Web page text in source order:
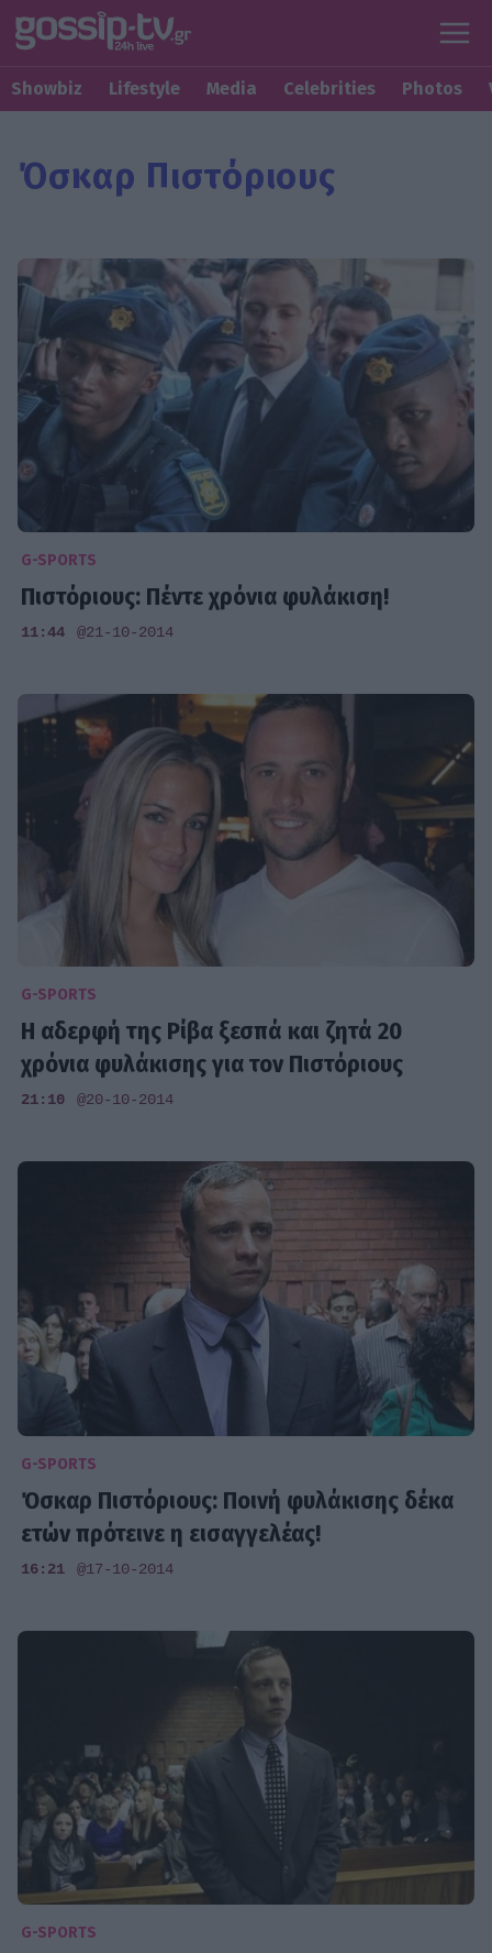
Showbiz Lifestyle Media Celebrities Photos
Όσκαρ Πιστόριους
G-SPORTS
Πιστόριους: Πέντε χρόνια φυλάκιση!
11:44 @21-10-2014
G-SPORTS
Η αδερφή της Ρίβα ξεσπά και ζητά 20
χρόνια φυλάκισης για τον Πιστόριους
21:10 @20-10-2014
G-SPORTS
Όσκαρ Πιστόριους: Ποινή φυλάκισης δέκα
ετών πρότεινε η εισαγγελέας!
16:21 @17-10-2014
G-SPORTS